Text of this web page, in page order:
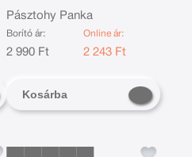
Pásztohy Panka
Borító ár:
2 990 Ft
Online ár:
2 243 Ft
Kosárba